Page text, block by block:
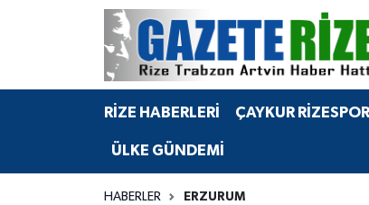
RİZE HABERLERİ ÇAYKUR RİZESPOR
ÜLKE GÜNDEMİ
HABERLER ERZURUM
BÖLGEMİZ
Merkez Nöbetçi Eczaneler
Merkez Hava Durumu
Merkez Trafik Yoğunluk Haritası